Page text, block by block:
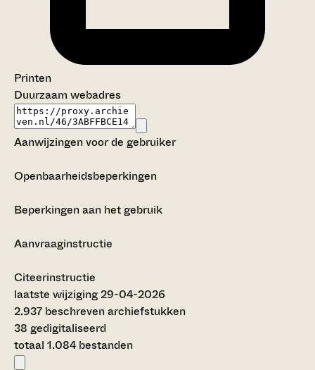
Printen
Duurzaam webadres
Aanwijzingen voor de gebruiker
Openbaarheidsbeperkingen
Beperkingen aan het gebruik
Aanvraaginstructie
Citeerinstructie
laatste wijziging 29-04-2026
2.937 beschreven archiefstukken
38 gedigitaliseerd
totaal 1.084 bestanden